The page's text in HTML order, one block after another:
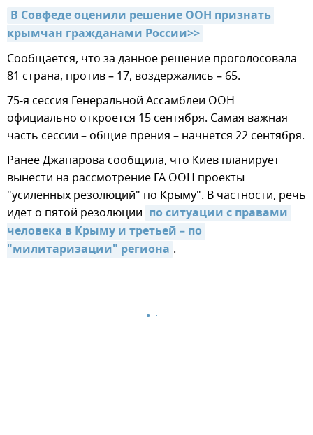
В Совфеде оценили решение ООН признать
крымчан гражданами России>>
Сообщается, что за данное решение проголосовала
81 страна, против – 17, воздержались – 65.
75-я сессия Генеральной Ассамблеи ООН
официально откроется 15 сентября. Самая важная
часть сессии – общие прения – начнется 22 сентября.
Ранее Джапарова сообщила, что Киев планирует
вынести на рассмотрение ГА ООН проекты
"усиленных резолюций" по Крыму". В частности, речь
идет о пятой резолюции по ситуации с правами
человека в Крыму и третьей – по
"милитаризации" региона .